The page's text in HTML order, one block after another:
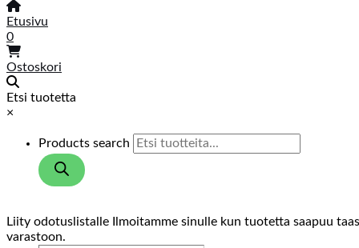
Etusivu
0
Ostoskori
Etsi tuotetta
×
Products search
Liity odotuslistalle
Ilmoitamme sinulle kun tuotetta saapuu taas
varastoon.